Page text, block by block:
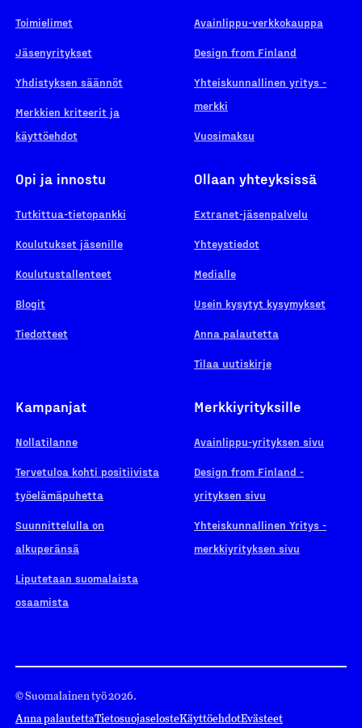
Toimielimet
Jäsenyritykset
Yhdistyksen säännöt
Merkkien kriteerit ja
käyttöehdot
Avainlippu-verkkokauppa
Design from Finland
Yhteiskunnallinen yritys -
merkki
Vuosimaksu
Opi ja innostu
Tutkittua-tietopankki
Koulutukset jäsenille
Koulutustallenteet
Blogit
Tiedotteet
Ollaan yhteyksissä
Extranet-jäsenpalvelu
Yhteystiedot
Medialle
Usein kysytyt kysymykset
Anna palautetta
Tilaa uutiskirje
Kampanjat
Nollatilanne
Tervetuloa kohti positiivista
työelämäpuhetta
Suunnittelulla on
alkuperänsä
Liputetaan suomalaista
osaamista
Merkkiyrityksille
Avainlippu-yrityksen sivu
Design from Finland -
yrityksen sivu
Yhteiskunnallinen Yritys -
merkkiyrityksen sivu
© Suomalainen työ 2026.
Anna palautettaTietosuojaselosteKäyttöehdotEvästeet